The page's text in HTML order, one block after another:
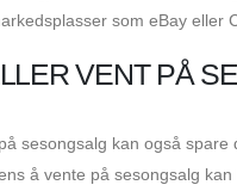
som eBay eller
VENT PÅ
sesongsalg kan også
å vente på sesongsalg